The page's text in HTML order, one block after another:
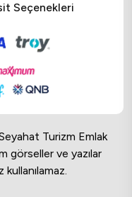
Seçenekleri
Turizm Emlak
görseller ve yazılar